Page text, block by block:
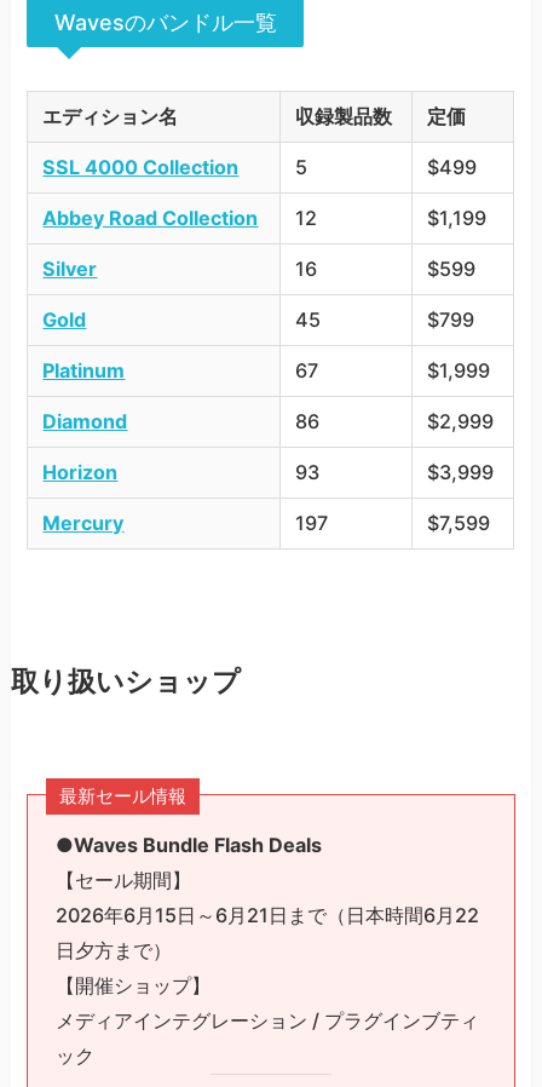
Wavesのバンドル一覧
エディション名 収録製品数 定価
SSL 4000 Collection 5 $499
Abbey Road Collection 12 $1,199
Silver 16 $599
Gold 45 $799
Platinum 67 $1,999
Diamond 86 $2,999
Horizon 93 $3,999
Mercury 197 $7,599
取り扱いショップ
最新セール情報
●Waves Bundle Flash Deals
【セール期間】
2026年6月15日～6月21日まで（日本時間6月22
日夕方まで）
【開催ショップ】
メディアインテグレーション / プラグインブティ
ック